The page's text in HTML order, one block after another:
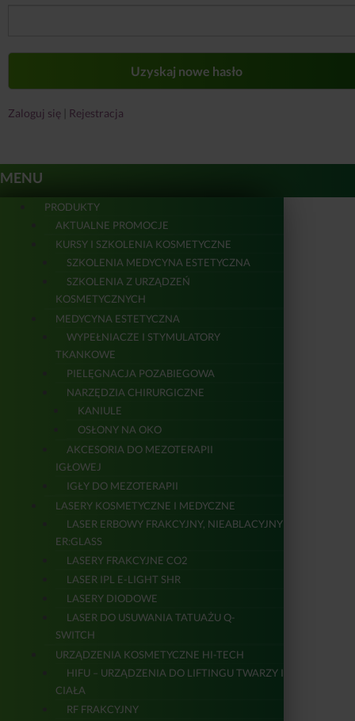
Zaloguj się Rejestracja
MENU
PRODUKTY
AKTUALNE PROMOCJE
KURSY I SZKOLENIA KOSMETYCZNE
SZKOLENIA MEDYCYNA ESTETYCZNA
SZKOLENIA Z URZĄDZEŃ
KOSMETYCZNYCH
MEDYCYNA ESTETYCZNA
WYPEŁNIACZE I STYMULATORY
TKANKOWE
PIELĘGNACJA POZABIEGOWA
NARZĘDZIA CHIRURGICZNE
KANIULE
OSŁONY NA OKO
AKCESORIA DO MEZOTERAPII
IGŁOWEJ
IGŁY DO MEZOTERAPII
LASERY KOSMETYCZNE I MEDYCZNE
LASER ERBOWY FRAKCYJNY, NIEABLACYJNY
ER:GLASS
LASERY FRAKCYJNE CO2
LASER IPL E-LIGHT SHR
LASERY DIODOWE
LASER DO USUWANIA TATUAŻU Q-
SWITCH
URZĄDZENIA KOSMETYCZNE HI-TECH
HIFU – URZĄDZENIA DO LIFTINGU TWARZY I
CIAŁA
RF FRAKCYJNY